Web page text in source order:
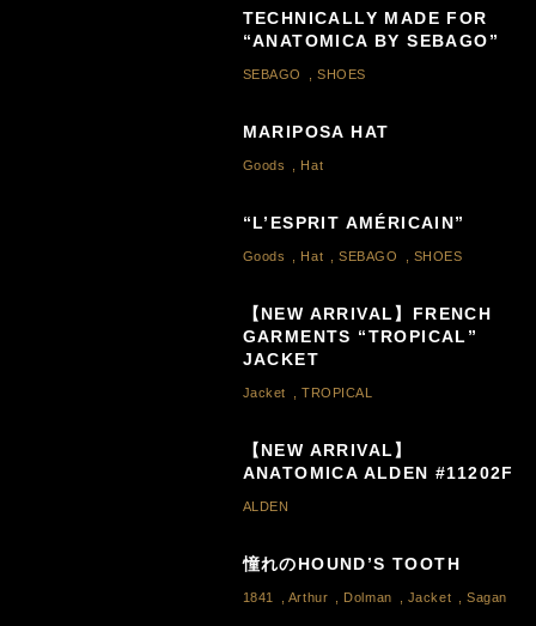
TECHNICALLY MADE FOR
“ANATOMICA BY SEBAGO”
SEBAGO ,SHOES
MARIPOSA HAT
Goods Hat
“L’ESPRIT AMÉRICAIN”
Goods Hat ,SEBAGO SHOES
【NEW ARRIVAL】FRENCH
GARMENTS “TROPICAL”
JACKET
Jacket ,TROPICAL
【NEW ARRIVAL】
ANATOMICA ALDEN #11202F
ALDEN
憧れのHOUND’S TOOTH
1841 Arthur Dolman Jacket ,Sagan